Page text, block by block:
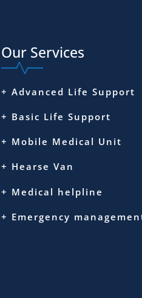
Our Services
+ Advanced Life Support
+ Basic Life Support
+ Mobile Medical Unit
+ Hearse Van
+ Medical helpline
+ Emergency